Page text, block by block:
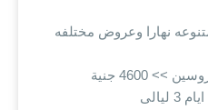
نهارا وعروض مختلفه
>> 4600 جنية